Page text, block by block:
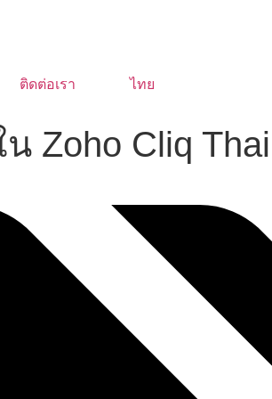
ติดต่อเรา ไทย
Zoho Cliq